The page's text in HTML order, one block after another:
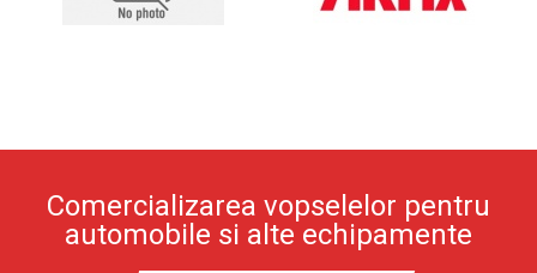
Comercializarea vopselelor pentru
automobile si alte echipamente